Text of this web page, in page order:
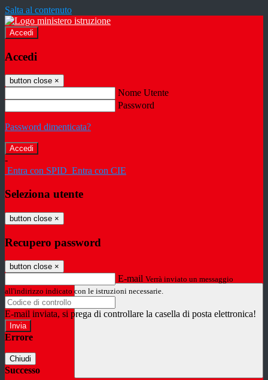
Salta al contenuto
Accedi
Accedi
button close ×
Nome Utente
Password
Password dimenticata?
-
Entra con SPID Entra con CIE
Seleziona utente
button close ×
Recupero password
button close ×
E-mail Verrà inviato un messaggio
all'indirizzo indicato con le istruzioni necessarie.
E-mail inviata, si prega di controllare la casella di posta elettronica!
Errore
Chiudi
Successo